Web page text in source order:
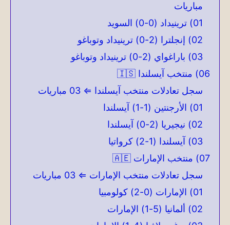
مباريات
01) ترينيداد (0-0) السويد
02) إنجلترا (2-0) ترينيداد وتوباغو
03) باراغواي (2-0) ترينيداد وتوباغو
06) منتخب آيسلندا 🇮🇸
سجل تعادلات منتخب آيسلندا ⇐ 03 مباريات
01) الأرجنتين (1-1) آيسلندا
02) نيجيريا (2-0) آيسلندا
03) آيسلندا (1-2) كرواتيا
07) منتخب الإمارات 🇦🇪
سجل تعادلات منتخب الإمارات ⇐ 03 مباريات
01) الإمارات (0-2) كولومبيا
02) ألمانيا (5-1) الإمارات